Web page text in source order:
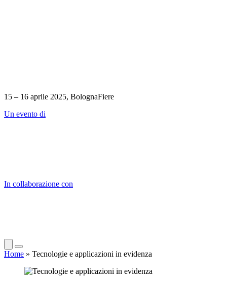
15 – 16 aprile 2025, BolognaFiere
Un evento di
In collaborazione con
Home » Tecnologie e applicazioni in evidenza